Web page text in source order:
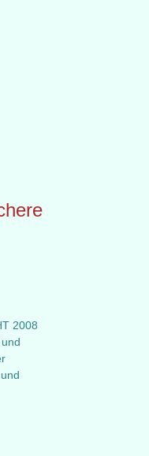
2008